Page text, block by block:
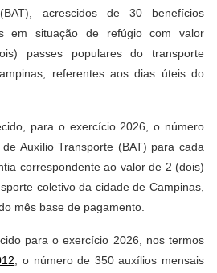
acrescidos de 30 benefícios
em situação de refúgio com valor
passes populares do transporte
referentes aos dias úteis do
para o exercício 2026, o número
Auxílio Transporte (BAT) para cada
correspondente ao valor de 2 (dois)
coletivo da cidade de Campinas,
mês base de pagamento.
para o exercício 2026, nos termos
, o número de 350 auxílios mensais